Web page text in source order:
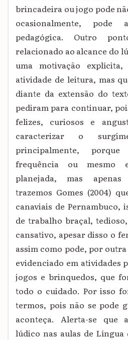
brincadeira ou jogo pode
ocasionalmente, pode
pedagógica. Outro
relacionado ao alcance do
uma motivação
atividade de leitura, mas
diante da extensão do
pediram para continuar,
felizes, curiosos e
caracterizar o
principalmente,
frequência ou mesmo
planejada, mas apenas
trazemos Gomes (2004)
canaviais de Pernambuco,
de trabalho braçal,
cansativo, apesar disso o
assim como pode, por
evidenciado em atividades
jogos e brinquedos, que
todo o cuidado. Por isso
termos, pois não se pode
aconteça. Alerta-se que
lúdico nas aulas de Língua